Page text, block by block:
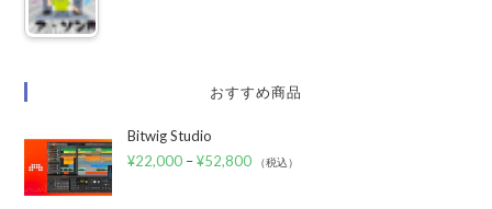
おすすめ商品
Bitwig Studio
¥22,000 –¥52,800 （税込）